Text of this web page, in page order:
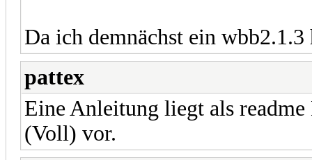
Da ich demnächst ein
pattex
Eine Anleitung liegt als
(Voll) vor.